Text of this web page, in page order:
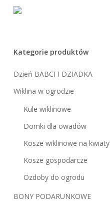
Kategorie produktów
Dzień BABCI I DZIADKA
Wiklina w ogrodzie
Kule wiklinowe
Domki dla owadów
Kosze wiklinowe na kwiaty
Kosze gospodarcze
Ozdoby do ogrodu
BONY PODARUNKOWE